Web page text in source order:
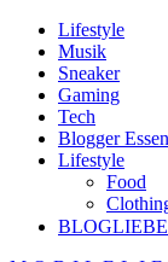
Lifestyle
Musik
Sneaker
Gaming
Tech
Blogger
Lifestyle
Food